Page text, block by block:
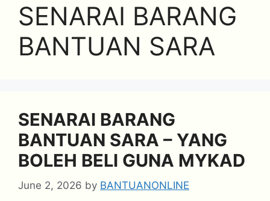
SENARAI BARANG
BANTUAN SARA
SENARAI BARANG
BANTUAN SARA – YANG
BOLEH BELI GUNA MYKAD
June 2, 2026 by BANTUANONLINE